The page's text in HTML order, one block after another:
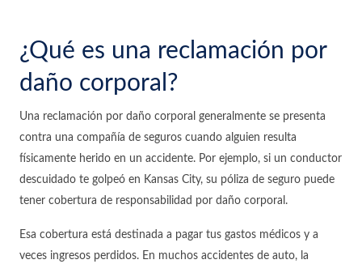
¿Qué es una reclamación por
daño corporal?
Una reclamación por daño corporal generalmente se presenta
contra una compañía de seguros cuando alguien resulta
físicamente herido en un accidente. Por ejemplo, si un conductor
descuidado te golpeó en Kansas City, su póliza de seguro puede
tener cobertura de responsabilidad por daño corporal.
Esa cobertura está destinada a pagar tus gastos médicos y a
veces ingresos perdidos. En muchos accidentes de auto, la